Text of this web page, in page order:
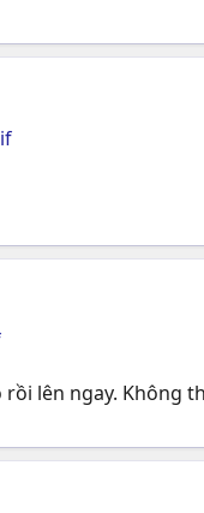
lên ngay. Không